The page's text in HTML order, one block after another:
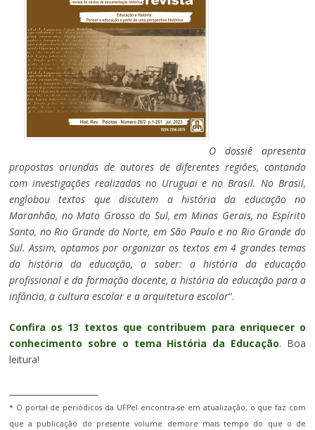
O dossiê apresenta
propostas oriundas de autores de diferentes regiões, contando
com investigações realizadas no Uruguai e no Brasil. No Brasil,
englobou textos que discutem a história da educação no
Maranhão, no Mato Grosso do Sul, em Minas Gerais, no Espírito
Santo, no Rio Grande do Norte, em São Paulo e no Rio Grande do
Sul. Assim, optamos por organizar os textos em 4 grandes temas
da história da educação, a saber: a história da educação
profissional e da formação docente, a história da educação para a
infância, a cultura escolar e a arquitetura escolar“.
Confira os 13 textos que contribuem para enriquecer o
conhecimento sobre o tema História da Educação. Boa
leitura!
* O portal de periódicos da UFPel encontra-se em atualização, o que faz com
que a publicação do presente volume demore mais tempo do que o de